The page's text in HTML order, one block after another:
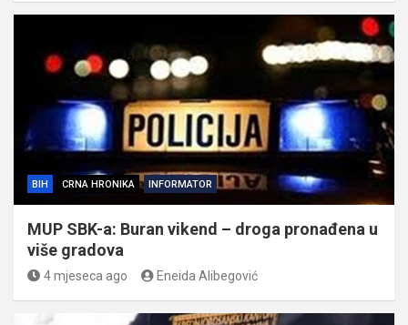
BIH CRNA HRONIKA INFORMATOR
MUP SBK-a: Buran vikend – droga pronađena u
više gradova
4 mjeseca ago Eneida Alibegović